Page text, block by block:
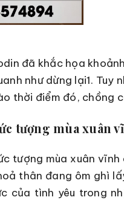
đã khắc họa
như dừng lại1. Tuy
thời điểm đó, chồng
tượng mùa xuân
tượng mùa xuân
thân đang ôm ghì
của tình yêu trong